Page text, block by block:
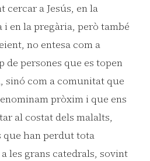
cercar a Jesús, en la
en la pregària, però també
no entesa com a
de persones que es topen
sinó com a comunitat que
pròxim i que ens
al costat dels malalts,
que han perdut tota
les grans catedrals, sovint